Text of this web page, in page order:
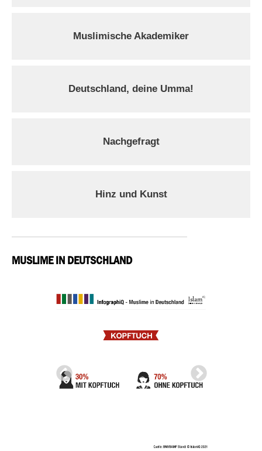
Muslimische Akademiker
Deutschland, deine Umma!
Nachgefragt
Hinz und Kunst
MUSLIME IN DEUTSCHLAND